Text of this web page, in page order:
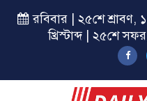
রবিবার | ২৫শে
খ্রিস্টাব্দ | ২৫শে